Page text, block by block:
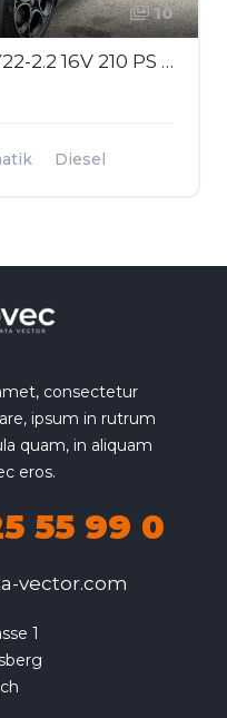
10
ALFA ROMEO Giulia MY22-2.2 16V 210 PS AT8 Q4 Ti
Diesel
consectetur
ipsum in rutrum
quam, in aliquam
eros.
55 99 0
vector.com
1